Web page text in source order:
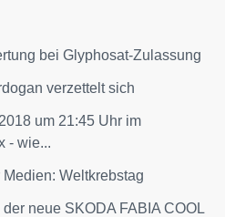
bei Glyphosat-Zulassung
verzettelt sich
um 21:45 Uhr im
- wie...
Weltkrebstag
neue SKODA FABIA COOL